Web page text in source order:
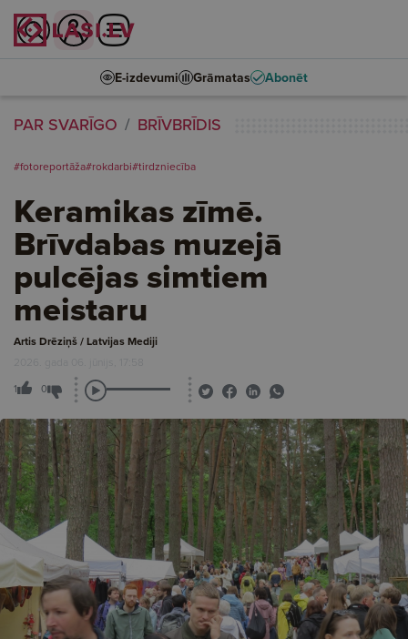
E-izdevumi Grāmatas Abonēt
PAR SVARĪGO BRĪVBRĪDIS
#fotoreportāža#rokdarbi#tirdzniecība
Keramikas zīmē.
Brīvdabas muzejā
pulcējas simtiem
meistaru
Artis Drēziņš / Latvijas Mediji
2026. gada 06. jūnijs, 17:58
1 0